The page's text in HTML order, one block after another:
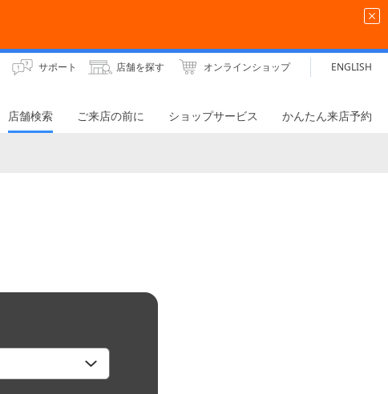
サポート 店舗を探す オンラインショップ ENGLISH
店舗検索 ご来店の前に ショップサービス かんたん来店予約